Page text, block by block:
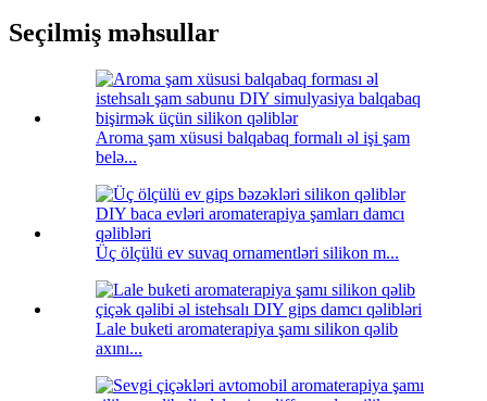
Seçilmiş məhsullar
Aroma şam xüsusi balqabaq formalı əl işi şam
belə...
Üç ölçülü ev suvaq ornamentləri silikon m...
Lale buketi aromaterapiya şamı silikon qəlib
axını...